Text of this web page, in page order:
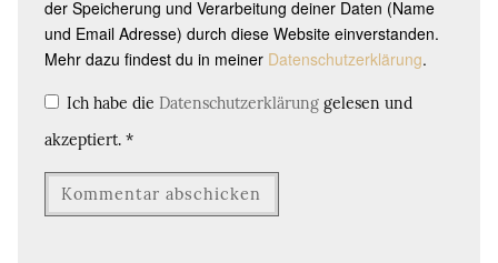
der Speicherung und Verarbeitung deiner Daten (Name
und Email Adresse) durch diese Website einverstanden.
Mehr dazu findest du in meiner Datenschutzerklärung.
Ich habe die Datenschutzerklärung gelesen und
akzeptiert. *